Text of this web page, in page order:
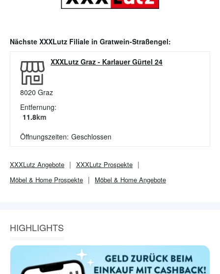
Nächste XXXLutz Filiale in Gratwein-Straßengel:
XXXLutz Graz - Karlauer Gürtel 24
8020 Graz
Entfernung:
11.8km
Öffnungszeiten: Geschlossen
XXXLutz Angebote XXXLutz Prospekte
Möbel & Home Prospekte Möbel & Home Angebote
HIGHLIGHTS